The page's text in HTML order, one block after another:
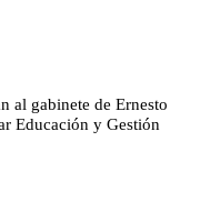
al gabinete de Ernesto
Educación y Gestión